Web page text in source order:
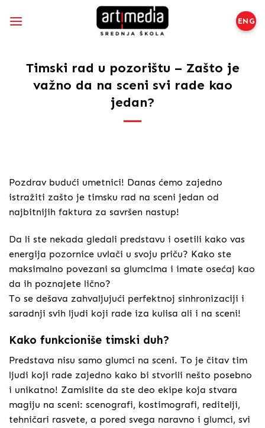
na
ENG
Timski rad u pozorištu – Zašto je
važno da na sceni svi rade kao
jedan?
Pozdrav budući umetnici! Danas ćemo zajedno
istražiti zašto je timsku rad na sceni jedan od
najbitnijih faktura za savršen nastup!
Da li ste nekada gledali predstavu i osetili kako vas
energija pozornice uvlači u svoju priču? Kako ste
maksimalno povezani sa glumcima i imate osećaj kao
da ih poznajete lično?
To se dešava zahvaljujući perfektnoj sinhronizaciji i
saradnji svih ljudi koji rade iza kulisa ali i na sceni!
Kako funkcioniše timski duh?
Predstava nisu samo glumci na sceni. To je čitav tim
ljudi koji rade zajedno kako bi stvorili nešto posebno
i unikatno! Zamislite da ste deo ekipe koja stvara
magiju na sceni: scenografi, kostimografi, reditelji,
tehničari rasvete, a pored svega naravno i glumci, svi